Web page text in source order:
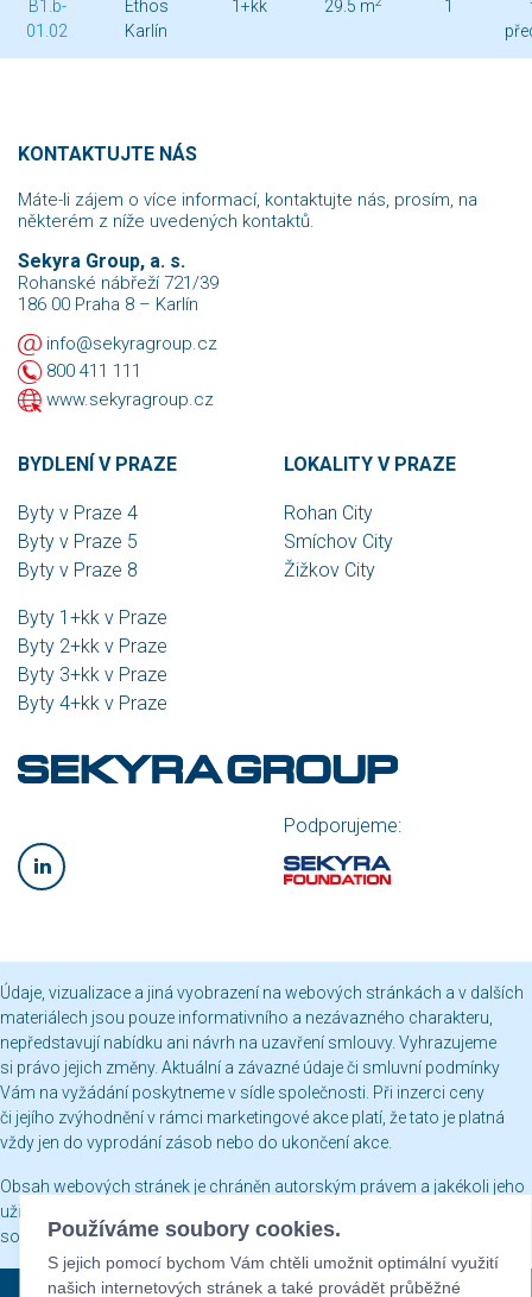
B1.b-
01.02
Ethos
Karlín
1+kk 29.5 m 1
KONTAKTUJTE NÁS
Máte-li zájem o více informací, kontaktujte nás, prosím, na
některém z níže uvedených kontaktů.
Sekyra Group, a. s.
Rohanské nábřeží 721/39
186 00 Praha 8 – Karlín
info@sekyragroup.cz
800 411 111
www.sekyragroup.cz
LOKALITY V PRAZE
Rohan City
Smíchov City
Žižkov City
BYDLENÍ V PRAZE
Byty v Praze 4
Byty v Praze 5
Byty v Praze 8
Byty 1+kk v Praze
Byty 2+kk v Praze
Byty 3+kk v Praze
Byty 4+kk v Praze
Podporujeme:
Údaje, vizualizace a jiná vyobrazení na webových stránkách a v dalších
materiálech jsou pouze informativního a nezávazného charakteru,
nepředstavují nabídku ani návrh na uzavření smlouvy. Vyhrazujeme
si právo jejich změny. Aktuální a závazné údaje či smluvní podmínky
Vám na vyžádání poskytneme v sídle společnosti. Při inzerci ceny
či jejího zvýhodnění v rámci marketingové akce platí, že tato je platná
vždy jen do vyprodání zásob nebo do ukončení akce.
Obsah webových stránek je chráněn autorským právem a jakékoli jeho
užití včetně publikování nebo jiného šíření je bez našeho písemného
souhlasu zakázáno.
Používáme soubory cookies.
S jejich pomocí bychom Vám chtěli umožnit optimální využití
našich internetových stránek a také provádět průběžné